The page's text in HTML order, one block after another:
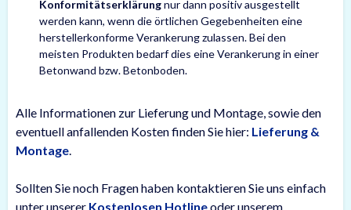
Konformitätserklärungnur dann positiv ausgestellt
werden kann, wenn die örtlichen Gegebenheiten eine
herstellerkonforme Verankerung zulassen. Bei den
meisten Produkten bedarf dies eine Verankerung in einer
Betonwand bzw. Betonboden.
Alle Informationen zur Lieferung und Montage, sowie den
eventuell anfallenden Kosten finden Sie hier: Lieferung &
Montage.
Sollten Sie noch Fragen haben kontaktieren Sie uns einfach
unter unserer Kostenlosen Hotlineoder unserem